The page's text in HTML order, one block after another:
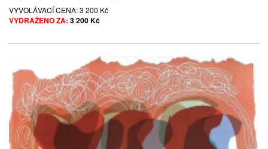
VYVOLÁVACÍ CENA:3 200 Kč
VYDRAŽENO ZA: 3 200 Kč